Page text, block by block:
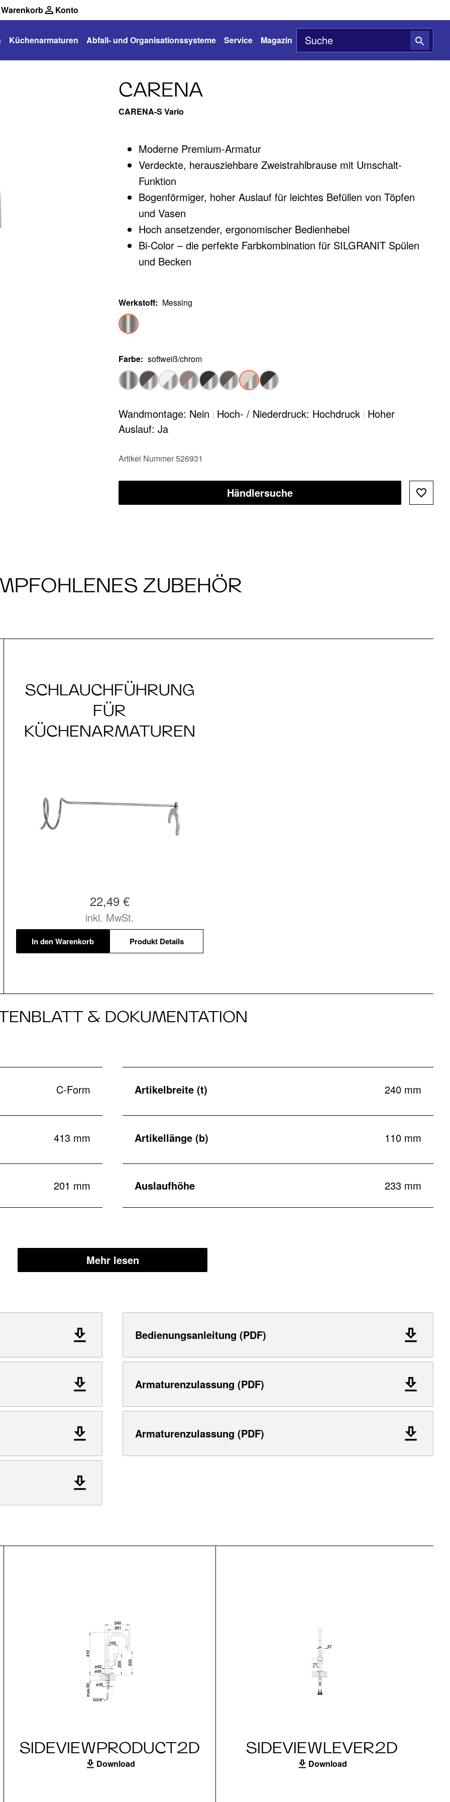
Warenkorb Konto
Küchenarmaturen Abfall- und Organisationssysteme Service Magazin
CARENA
CARENA-S Vario
Moderne Premium-Armatur
Verdeckte, herausziehbare Zweistrahlbrause mit Umschalt-
Funktion
Bogenförmiger, hoher Auslauf für leichtes Befüllen von Töpfen
und Vasen
Hoch ansetzender, ergonomischer Bedienhebel
Bi-Color – die perfekte Farbkombination für SILGRANIT Spülen
und Becken
Werkstoff: Messing
Farbe: softweiß/chrom
Wandmontage: Nein | Hoch- / Niederdruck: Hochdruck | Hoher
Auslauf: Ja
Artikel Nummer 526931
Händlersuche
ZUBEHÖR
SCHLAUCHFÜHRUNG
FÜR
KÜCHENARMATUREN
22,49 €
inkl. MwSt.
In den Warenkorb Produkt Details
& DOKUMENTATION
C-Form Artikelbreite (t) 240 mm
413 mm Artikellänge (b) 110 mm
201 mm Auslaufhöhe 233 mm
Mehr lesen
Bedienungsanleitung (PDF)
Armaturenzulassung (PDF)
Armaturenzulassung (PDF)
SIDEVIEWPRODUCT2D
Download
SIDEVIEWLEVER2D
Download